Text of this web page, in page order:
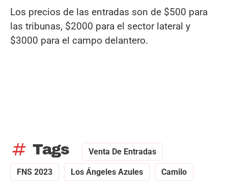
Los precios de las entradas son de $500 para
las tribunas, $2000 para el sector lateral y
$3000 para el campo delantero.
tag Tags Venta De Entradas
FNS 2023 Los Ángeles Azules Camilo